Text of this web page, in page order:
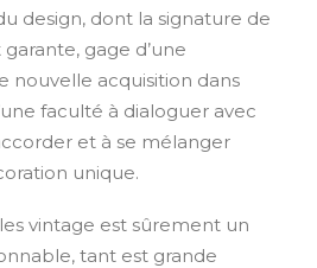
design, dont la signature de
gage d’une
nouvelle acquisition dans
faculté à dialoguer avec
et à se mélanger
unique.
vintage est sûrement un
tant est grande